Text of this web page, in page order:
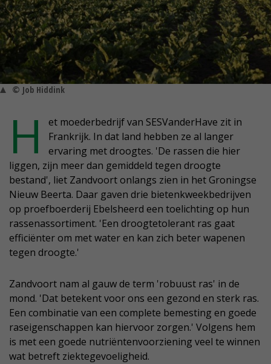
© Job Hiddink
H
et moederbedrijf van SESVanderHave zit in
Frankrijk. In dat land hebben ze al langer
ervaring met droogtes. 'De rassen die hier
liggen, zijn meer dan gemiddeld tegen droogte
bestand', liet Zandvoort onlangs zien in het Groningse
Nieuw Beerta. Daar gaven drie bietenkweekbedrijven
op proefboerderij Ebelsheerd een toelichting op hun
rassenassortiment. 'Een droogtetolerant ras gaat
efficiënter om met water en kan zich beter wapenen
tegen droogte.'
Zandvoort nam al gauw de term 'robuust ras' in de
mond. 'Dat betekent voor ons een gezond en sterk ras.
Een combinatie van een complete bemesting en goede
raseigenschappen kan hiervoor zorgen.' Volgens hem
is met een goede nutriëntenvoorziening veel te winnen
wat betreft ziektegevoeligheid.